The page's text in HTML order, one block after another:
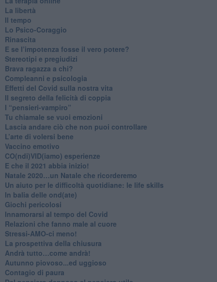
La libertà
​Il tempo
​Lo Psico-Coraggio
Rinascita
​E se l’impotenza fosse il vero potere?
Stereotipi e pregiudizi
​Brava ragazza a chi?
​Compleanni e psicologia
Effetti del Covid sulla nostra vita
Il segreto della felicità di coppia
​I “pensieri-vampiro”
​Tu chiamale se vuoi emozioni
​Lascia andare ciò che non puoi controllare
L’arte di volersi bene
​Vaccino emotivo
CO(ndi)VID(iamo) esperienze
​E che il 2021 abbia inizio!
​Natale 2020…un Natale che ricorderemo
Un aiuto per le difficoltà quotidiane: le life skills
​In balia delle ond(ate)
Giochi pericolosi
Innamorarsi al tempo del Covid
​Relazioni che fanno male al cuore
​Stressi-AMO-ci meno!
​La prospettiva della chiusura
​Andrà tutto…come andrà!
Autunno piovoso...ed uggioso
​Contagio di paura